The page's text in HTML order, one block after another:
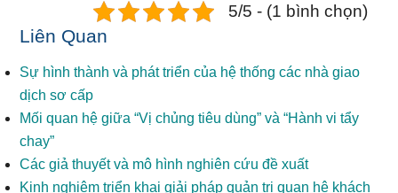
5/5 - (1 bình chọn)
Liên Quan
Sự hình thành và phát triển của hệ thống các nhà giao
dịch sơ cấp
Mối quan hệ giữa “Vị chủng tiêu dùng” và “Hành vi tẩy
chay”
Các giả thuyết và mô hình nghiên cứu đề xuất
Kinh nghiệm triển khai giải pháp quản trị quan hệ khách